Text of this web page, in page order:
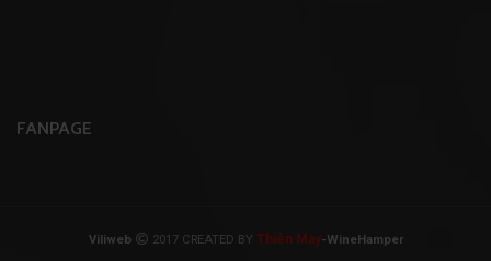
FANPAGE
Viliweb 2017 CREATED BY Thiên May-WineHamper